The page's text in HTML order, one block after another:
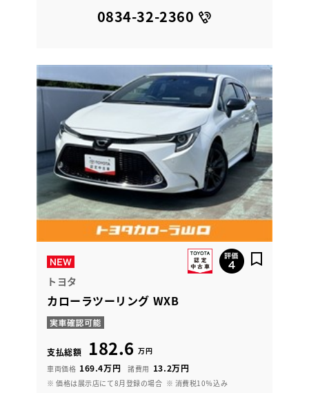
0834-32-2360
トヨタ
カローラツーリング WXB
支払総額 182.6 万円
車両価格 169.4万円 諸費用 13.2万円
※ 価格は展示店にて8月登録の場合 ※ 消費税10％込み